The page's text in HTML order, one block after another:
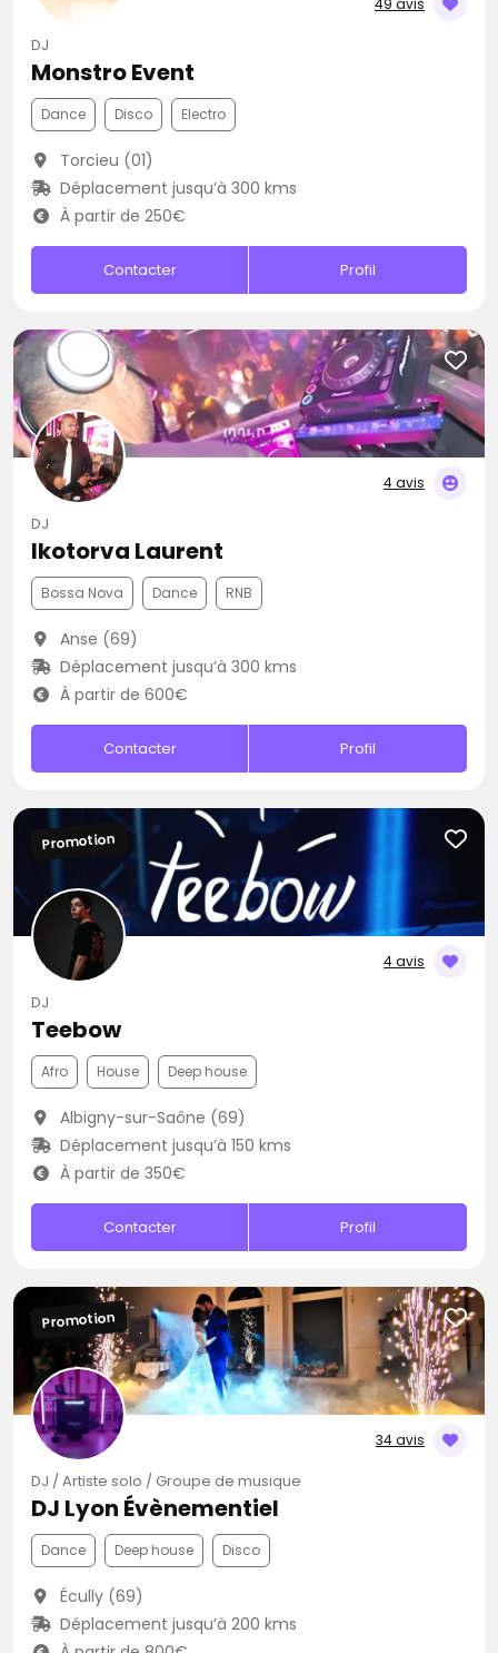
49 avis
DJ
Monstro Event
Dance Disco Electro
Torcieu (01)
Déplacement jusqu’à 300 kms
À partir de 250€
Contacter Profil
4 avis
DJ
Ikotorva Laurent
Bossa Nova Dance RNB
Anse (69)
Déplacement jusqu’à 300 kms
À partir de 600€
Contacter Profil
4 avis
Promotion
DJ
Teebow
Afro House Deep house
Albigny-sur-Saône (69)
Déplacement jusqu’à 150 kms
À partir de 350€
Contacter Profil
34 avis
Promotion
DJ / Artiste solo / Groupe de musique
DJ Lyon Évènementiel
Dance Deep house Disco
Écully (69)
Déplacement jusqu’à 200 kms